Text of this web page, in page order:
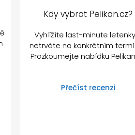
Kdy vybrat Pelikan.cz?
Vyhlížíte last-minute
netrváte na konkrétním
Prozkoumejte nabídku
Přečíst recenzi